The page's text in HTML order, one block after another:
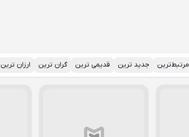
مرتبط‌ترین جدید ترین قدیمی ترین گران ترین ارزان ترین